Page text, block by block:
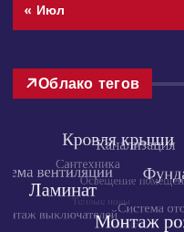
31